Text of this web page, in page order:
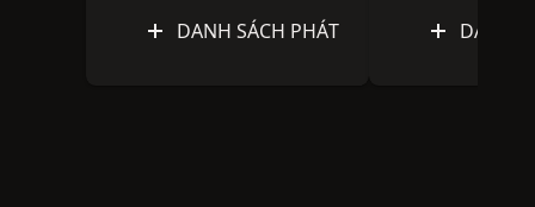
DANH SÁCH PHÁT DANH